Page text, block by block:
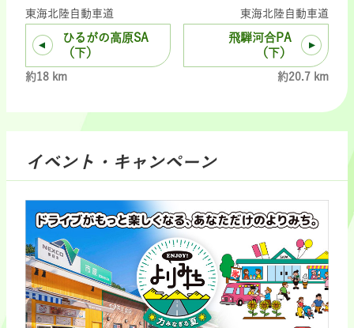
東海北陸自動車道
ひるがの高原SA
（下）
約18 km
東海北陸自動車道
飛騨河合PA
（下）
約20.7 km
イベント・キャンペーン